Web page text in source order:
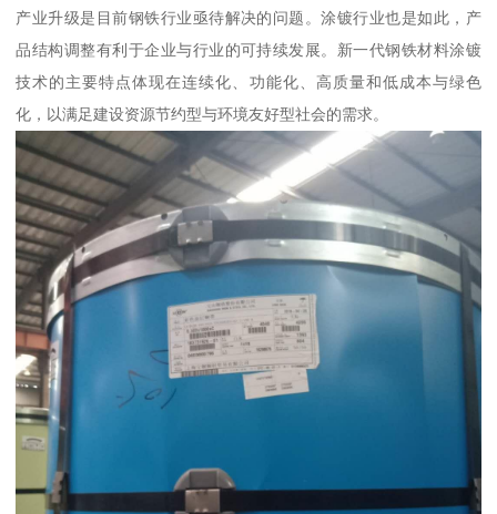
产业升级是目前钢铁行业亟待解决的问题。涂镀行业也是如此，产
品结构调整有利于企业与行业的可持续发展。新一代钢铁材料涂镀
技术的主要特点体现在连续化、功能化、高质量和低成本与绿色
化，以满足建设资源节约型与环境友好型社会的需求。